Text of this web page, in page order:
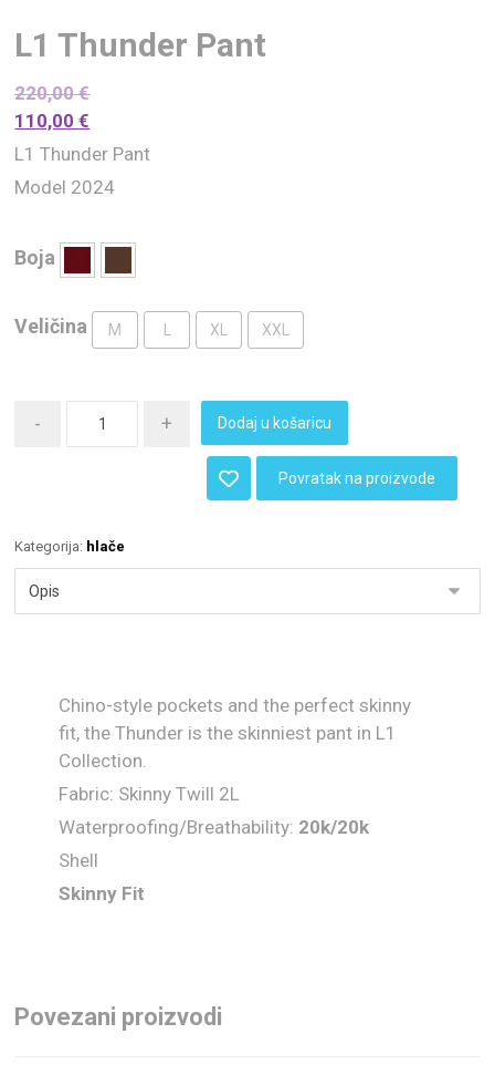
L1 Thunder Pant
220,00€
110,00€
L1 Thunder Pant
Model 2024
Boja
Veličina M XL XXL
- + Dodaj u košaricu
Povratak na proizvode
Kategorija: hlače
Chino-style pockets and the perfect skinny
fit, the Thunder is the skinniest pant in L1
Collection.
Fabric: Skinny Twill 2L
Waterproofing/Breathability: 20k/20k
Shell
Skinny Fit
Povezani proizvodi